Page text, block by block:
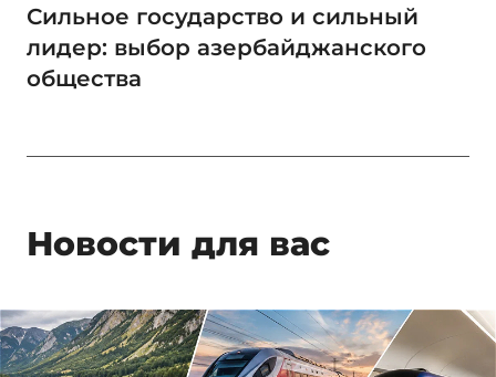
Сильное государство и сильный
лидер: выбор азербайджанского
общества
Новости для вас